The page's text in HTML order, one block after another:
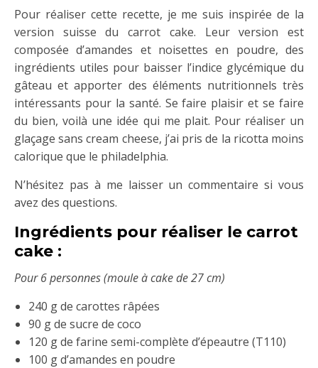
Pour réaliser cette recette, je me suis inspirée de la
version suisse du carrot cake. Leur version est
composée d’amandes et noisettes en poudre, des
ingrédients utiles pour baisser l’indice glycémique du
gâteau et apporter des éléments nutritionnels très
intéressants pour la santé. Se faire plaisir et se faire
du bien, voilà une idée qui me plait. Pour réaliser un
glaçage sans cream cheese, j’ai pris de la ricotta moins
calorique que le philadelphia.
N’hésitez pas à me laisser un commentaire si vous
avez des questions.
Ingrédients pour réaliser le carrot
cake :
Pour 6 personnes (moule à cake de 27 cm)
240 g de carottes râpées
90 g de sucre de coco
120 g de farine semi-complète d’épeautre (T110)
100 g d’amandes en poudre